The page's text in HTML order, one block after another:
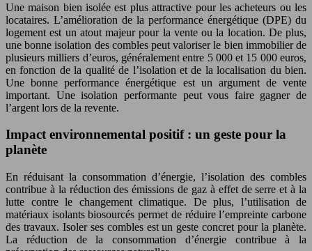
Une maison bien isolée est plus attractive pour les acheteurs ou les
locataires. L’amélioration de la performance énergétique (DPE) du
logement est un atout majeur pour la vente ou la location. De plus,
une bonne isolation des combles peut valoriser le bien immobilier de
plusieurs milliers d’euros, généralement entre 5 000 et 15 000 euros,
en fonction de la qualité de l’isolation et de la localisation du bien.
Une bonne performance énergétique est un argument de vente
important. Une isolation performante peut vous faire gagner de
l’argent lors de la revente.
Impact environnemental positif : un geste pour la
planète
En réduisant la consommation d’énergie, l’isolation des combles
contribue à la réduction des émissions de gaz à effet de serre et à la
lutte contre le changement climatique. De plus, l’utilisation de
matériaux isolants biosourcés permet de réduire l’empreinte carbone
des travaux. Isoler ses combles est un geste concret pour la planète.
La réduction de la consommation d’énergie contribue à la